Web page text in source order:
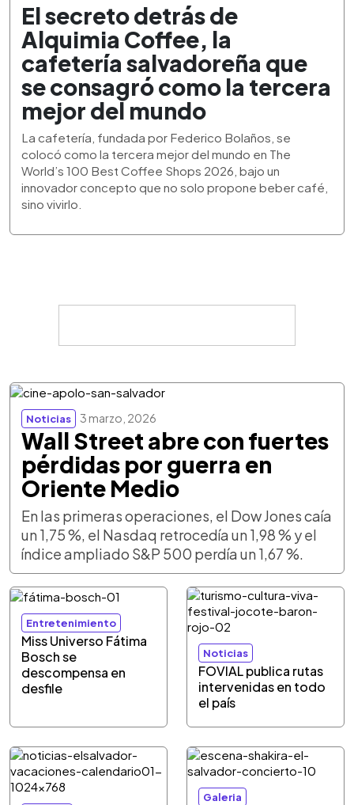
seconds
minutes,
34
seconds
El secreto detrás de
Alquimia Coffee, la
cafetería salvadoreña que
se consagró como la tercera
mejor del mundo
La cafetería, fundada por Federico Bolaños, se
colocó como la tercera mejor del mundo en The
World’s 100 Best Coffee Shops 2026, bajo un
innovador concepto que no solo propone beber café,
sino vivirlo.
Noticias 3 marzo, 2026
Wall Street abre con fuertes
pérdidas por guerra en
Oriente Medio
En las primeras operaciones, el Dow Jones caía
un 1,75 %, el Nasdaq retrocedía un 1,98 % y el
índice ampliado S&P 500 perdía un 1,67 %.
Entretenimiento
Miss Universo Fátima
Bosch se
descompensa en
desfile
Noticias
FOVIAL publica rutas
intervenidas en todo
el país
Galeria